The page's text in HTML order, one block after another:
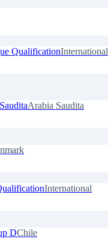
QualificationInternational
Arabia Saudita
International
DChile